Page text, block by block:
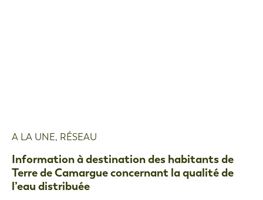
A LA UNE, RÉSEAU
Information à destination des habitants de
Terre de Camargue concernant la qualité de
l’eau distribuée